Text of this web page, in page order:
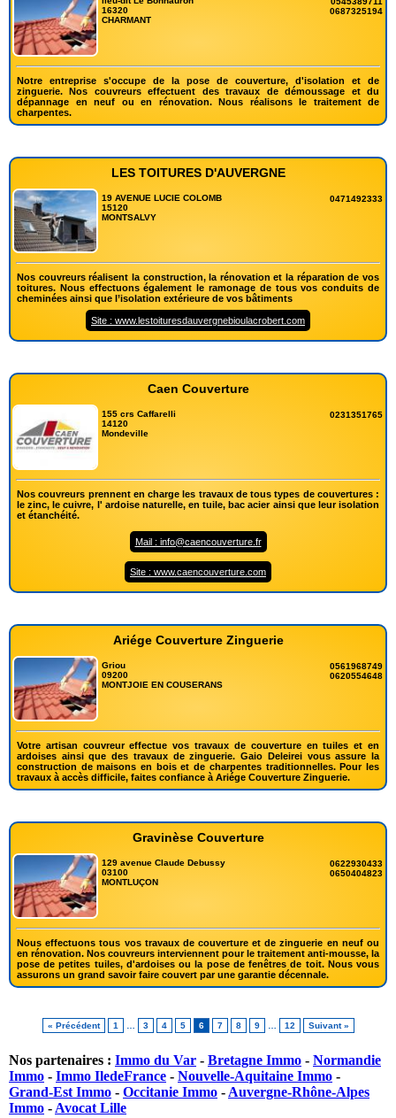
16320
CHARMANT
0687325194
Notre entreprise s'occupe de la pose de couverture, d'isolation et de
zinguerie. Nos couvreurs effectuent des travaux de démoussage et du
dépannage en neuf ou en rénovation. Nous réalisons le traitement de
charpentes.
LES TOITURES D'AUVERGNE
19 AVENUE LUCIE COLOMB
15120
MONTSALVY
0471492333
Nos couvreurs réalisent la construction, la rénovation et la réparation de vos
toitures. Nous effectuons également le ramonage de tous vos conduits de
cheminées ainsi que l’isolation extérieure de vos bâtiments
Site : www.lestoituresdauvergnebioulacrobert.com
Caen Couverture
155 crs Caffarelli
14120
Mondeville
0231351765
Nos couvreurs prennent en charge les travaux de tous types de couvertures :
le zinc, le cuivre, l' ardoise naturelle, en tuile, bac acier ainsi que leur isolation
et étanchéité.
Mail : info@caencouverture.fr
Site : www.caencouverture.com
Ariége Couverture Zinguerie
Griou
09200
MONTJOIE EN COUSERANS
0561968749
0620554648
Votre artisan couvreur effectue vos travaux de couverture en tuiles et en
ardoises ainsi que des travaux de zinguerie. Gaio Deleirei vous assure la
construction de maisons en bois et de charpentes traditionnelles. Pour les
travaux à accès difficile, faites confiance à Ariége Couverture Zinguerie.
Gravinèse Couverture
129 avenue Claude Debussy
03100
MONTLUÇON
0622930433
0650404823
Nous effectuons tous vos travaux de couverture et de zinguerie en neuf ou
en rénovation. Nos couvreurs interviennent pour le traitement anti-mousse, la
pose de petites tuiles, d'ardoises ou la pose de fenêtres de toit. Nous vous
assurons un grand savoir faire couvert par une garantie décennale.
« Précédent 1 … 3 4 5 6 7 8 9 … 12 Suivant »
Nos partenaires : Immo du Var - Bretagne Immo - Normandie
Immo - Immo IledeFrance - Nouvelle-Aquitaine Immo -
Grand-Est Immo - Occitanie Immo - Auvergne-Rhône-Alpes
Immo - Avocat Lille